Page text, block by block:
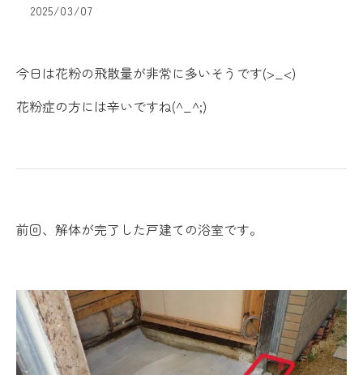
2025/03/07
今日は花粉の飛散量が非常に多いそうです(>_<)
花粉症の方には辛いですね(^_^;)
前回、解体が完了した戸建ての浴室です。